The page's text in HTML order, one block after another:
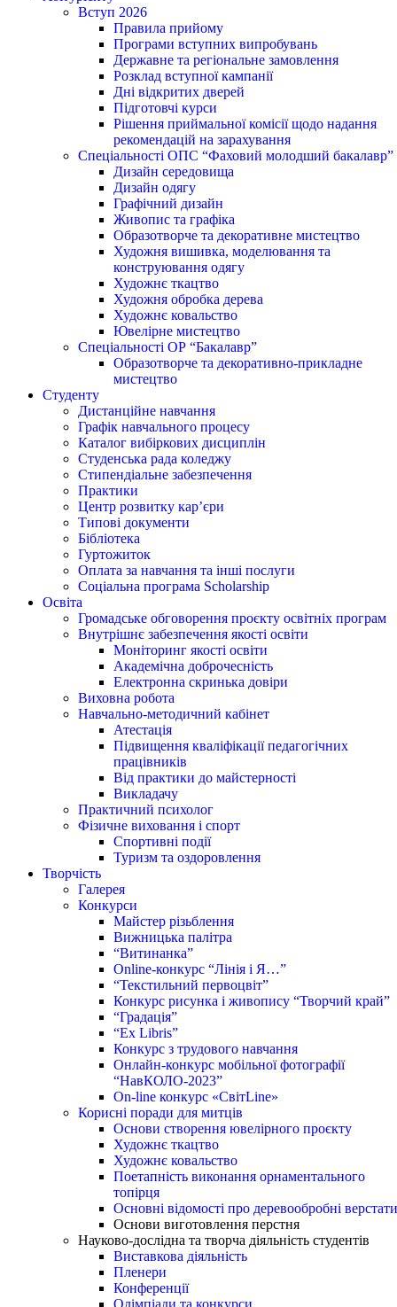
Вступ 2026
Правила прийому
Програми вступних випробувань
Державне та регіональне замовлення
Розклад вступної кампанії
Дні відкритих дверей
Підготовчі курси
Рішення приймальної комісії щодо надання
рекомендацій на зарахування
Спеціальності ОПС “Фаховий молодший бакалавр”
Дизайн середовища
Дизайн одягу
Графічний дизайн
Живопис та графіка
Образотворче та декоративне мистецтво
Художня вишивка, моделювання та
конструювання одягу
Художнє ткацтво
Художня обробка дерева
Художнє ковальство
Ювелірне мистецтво
Спеціальності ОР “Бакалавр”
Образотворче та декоративно-прикладне
мистецтво
Студенту
Дистанційне навчання
Графік навчального процесу
Каталог вибіркових дисциплін
Студенська рада коледжу
Стипендіальне забезпечення
Практики
Центр розвитку кар’єри
Типові документи
Бібліотека
Гуртожиток
Оплата за навчання та інші послуги
Соціальна програма Scholarship
Освіта
Громадське обговорення проєкту освітніх програм
Внутрішнє забезпечення якості освіти
Моніторинг якості освіти
Академічна доброчесність
Електронна скринька довіри
Виховна робота
Навчально-методичний кабінет
Атестація
Підвищення кваліфікації педагогічних
працівників
Від практики до майстерності
Викладачу
Практичний психолог
Фізичне виховання і спорт
Спортивні події
Туризм та оздоровлення
Творчість
Галерея
Конкурси
Майстер різьблення
Вижницька палітра
“Витинанка”
Online-конкурс “Лінія і Я…”
“Текстильний первоцвіт”
Конкурс рисунка і живопису “Творчий край”
“Градація”
“Ex Libris”
Конкурс з трудового навчання
Онлайн-конкурс мобільної фотографії
“НавКОЛО-2023”
On-line конкурс «СвітLine»
Корисні поради для митців
Основи створення ювелірного проєкту
Художнє ткацтво
Художнє ковальство
Поетапність виконання орнаментального
топірця
Основні відомості про деревообробні верстати
Основи виготовлення перстня
Науково-дослідна та творча діяльність студентів
Виставкова діяльність
Пленери
Конференції
Олімпіади та конкурси